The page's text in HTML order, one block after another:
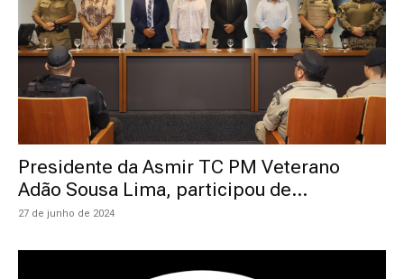
Presidente da Asmir TC PM Veterano
Adão Sousa Lima, participou de...
27 de junho de 2024